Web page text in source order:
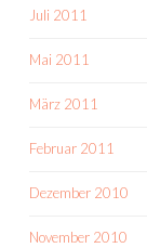
Juli 2011
Mai 2011
März 2011
Februar 2011
Dezember 2010
November 2010